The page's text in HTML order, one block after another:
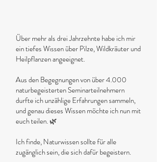
Über mehr als drei Jahrzehnte habe ich mir
ein tiefes Wissen über Pilze, Wildkräuter und
Heilpflanzen angeeignet.
Aus den Begegnungen von über 4.000
naturbegeisterten Seminarteilnehmern
durfte ich unzählige Erfahrungen sammeln,
und genau dieses Wissen möchte ich nun mit
euch teilen. 🌿
Ich finde, Naturwissen sollte für alle
zugänglich sein, die sich dafür begeistern.